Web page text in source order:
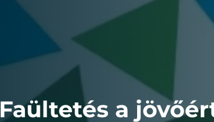
Faültetés a